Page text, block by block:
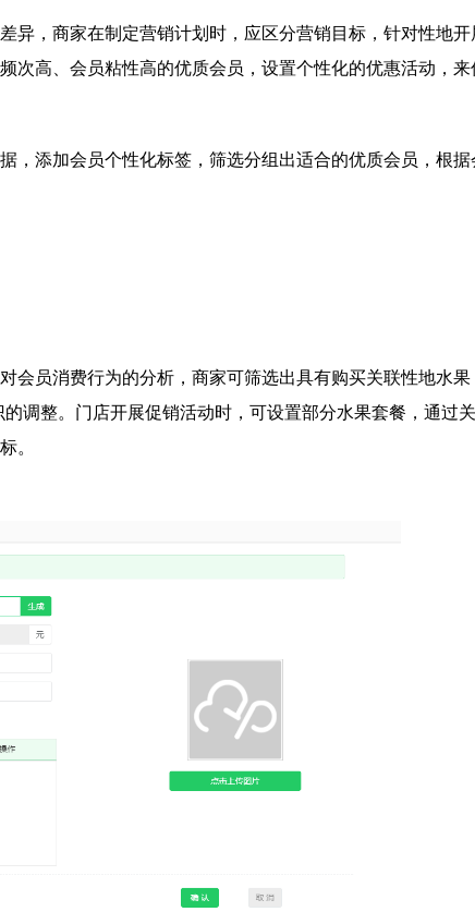
，商家在制定营销计划时，应区分营销目标，针对性地开
高、会员粘性高的优质会员，设置个性化的优惠活动，来
，添加会员个性化标签，筛选分组出适合的优质会员，根
会员消费行为的分析，商家可筛选出具有购买关联性地水
调整。门店开展促销活动时，可设置部分水果套餐，通过
。